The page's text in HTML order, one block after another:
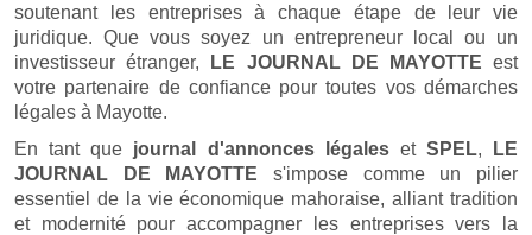
soutenant les entreprises à chaque étape de leur vie
juridique. Que vous soyez un entrepreneur local ou un
investisseur étranger,
LE JOURNAL DE MAYOTTE est
votre partenaire de confiance pour toutes vos démarches
légales à Mayotte.
En tant que journal d'annonces légaleset SPEL,
LE
JOURNAL DE MAYOTTE s'impose comme un pilier
essentiel de la vie économique mahoraise, alliant tradition
et modernité pour accompagner les entreprises vers la